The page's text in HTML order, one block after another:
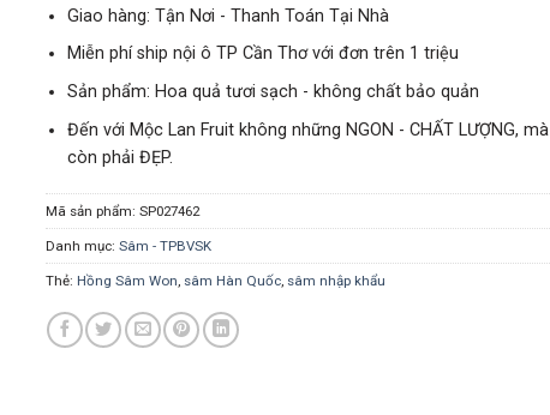
Giao hàng: Tận Nơi - Thanh Toán Tại Nhà
Miễn phí ship nội ô TP Cần Thơ với đơn trên 1 triệu
Sản phẩm: Hoa quả tươi sạch - không chất bảo quản
Đến với Mộc Lan Fruit không những NGON - CHẤT LƯỢNG, mà
còn phải ĐẸP.
Mã sản phẩm: SP027462
Danh mục: Sâm - TPBVSK
Thẻ: Hồng Sâm Won, sâm Hàn Quốc, sâm nhập khẩu